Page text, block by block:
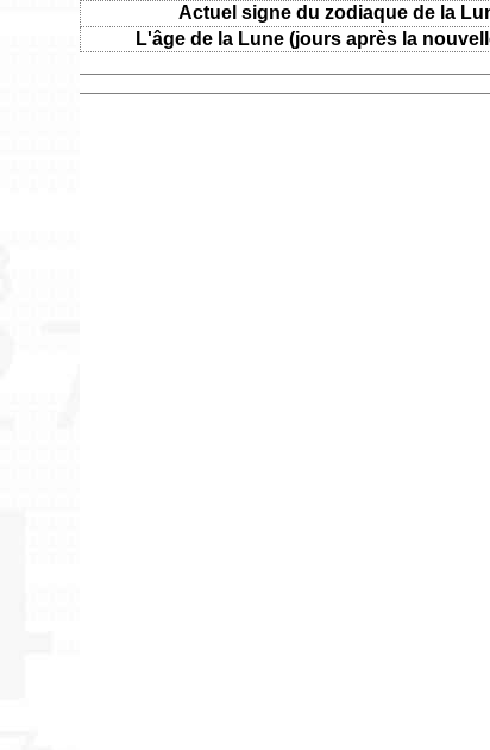
Actuel signe du zodiaque de la
L'âge de la Lune (jours après la